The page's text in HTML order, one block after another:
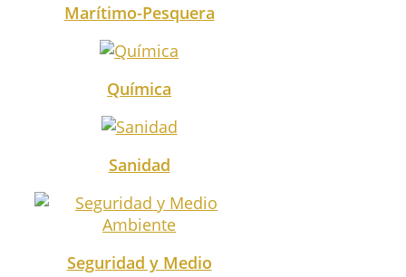
Marítimo-Pesquera
Química
Sanidad
Seguridad y Medio